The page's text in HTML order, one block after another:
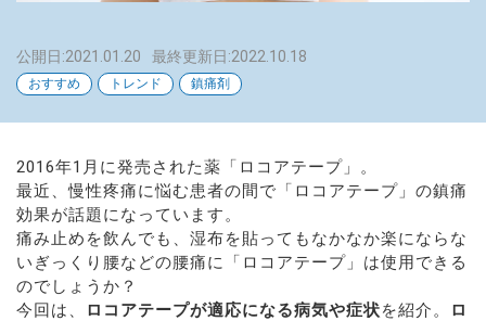
公開日:2021.01.20 最終更新日:2022.10.18
おすすめ トレンド 鎮痛剤
2016年1月に発売された薬「ロコアテープ」。
最近、慢性疼痛に悩む患者の間で「ロコアテープ」の鎮痛
効果が話題になっています。
痛み止めを飲んでも、湿布を貼ってもなかなか楽にならな
いぎっくり腰などの腰痛に「ロコアテープ」は使用できる
のでしょうか？
今回は、
ロコアテープが適応になる病気や症状を紹介。
ロ